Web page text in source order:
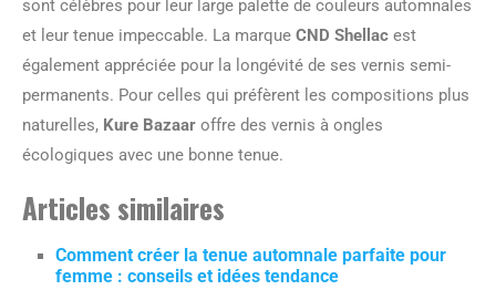
sont célèbres pour leur large palette de couleurs automnales
et leur tenue impeccable. La marque CND Shellac est
également appréciée pour la longévité de ses vernis semi-
permanents. Pour celles qui préfèrent les compositions plus
naturelles, Kure Bazaar offre des vernis à ongles
écologiques avec une bonne tenue.
Articles similaires
Comment créer la tenue automnale parfaite pour
femme : conseils et idées tendance